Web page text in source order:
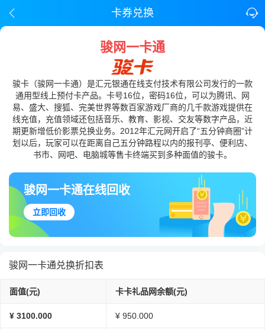
卡券兑换
骏网一卡通
骏卡（骏网一卡通）是汇元银通在线支付技术有限公司发行的一款
通用型线上预付卡产品。卡号16位，密码16位，可以为腾讯、网
易、盛大、搜狐、完美世界等数百家游戏厂商的几千款游戏提供在
线充值，充值领域还包括音乐、教育、影视、交友等数字产品，近
期更新增低价影票兑换业务。2012年汇元网开启了“五分钟商圈”计
划以后，玩家可以在距离自己五分钟路程以内的报刊亭、便利店、
书市、网吧、电脑城等售卡终端买到多种面值的骏卡。
骏网一卡通在线回收
立即回收
骏网一卡通兑换折扣表
面值(元) 卡卡礼品网余额(元)
¥ 3100.000 ¥ 950.000